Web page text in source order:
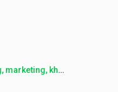
viên phụ bếp –
marketing, kho